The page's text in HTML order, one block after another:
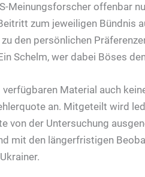
Meinungsforscher offenbar
zum jeweiligen Bündnis
den persönlichen
Schelm, wer dabei Böses
Material auch
an. Mitgeteilt wird
von der Untersuchung
mit den längerfristigen